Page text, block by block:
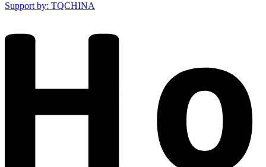
Support by: TQCHINA